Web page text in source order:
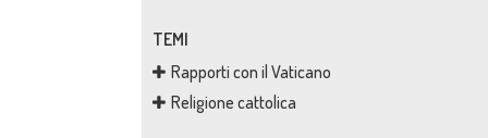
TEMI
Rapporti con il Vaticano
Religione cattolica